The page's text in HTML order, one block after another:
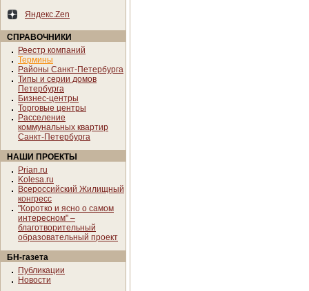
Яндекс.Zen
СПРАВОЧНИКИ
Реестр компаний
Термины
Районы Санкт-Петербурга
Типы и серии домов
Петербурга
Бизнес-центры
Торговые центры
Расселение
коммунальных квартир
Санкт-Петербурга
НАШИ ПРОЕКТЫ
Prian.ru
Kolesa.ru
Всероссийский Жилищный
конгресс
"Коротко и ясно о самом
интересном" –
благотворительный
образовательный проект
БН-газета
Публикации
Новости